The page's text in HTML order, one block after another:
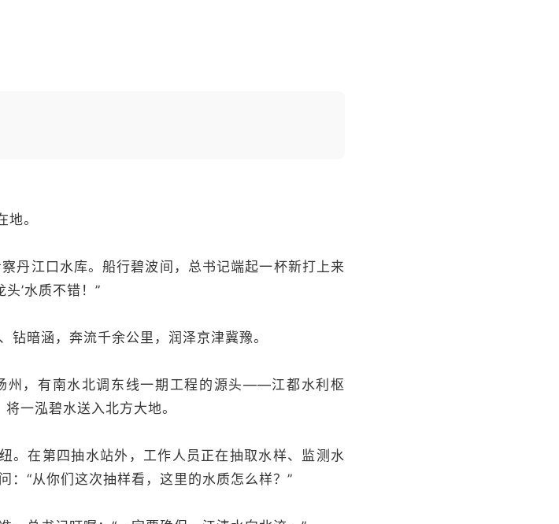
。
丹江口水库。船行碧波间，总书记端起一杯新打上来
’水质不错！”
暗涵，奔流千余公里，润泽京津冀豫。
州，有南水北调东线一期工程的源头——江都水利枢
一泓碧水送入北方大地。
。在第四抽水站外，工作人员正在抽取水样、监测水
：“从你们这次抽样看，这里的水质怎么样？”